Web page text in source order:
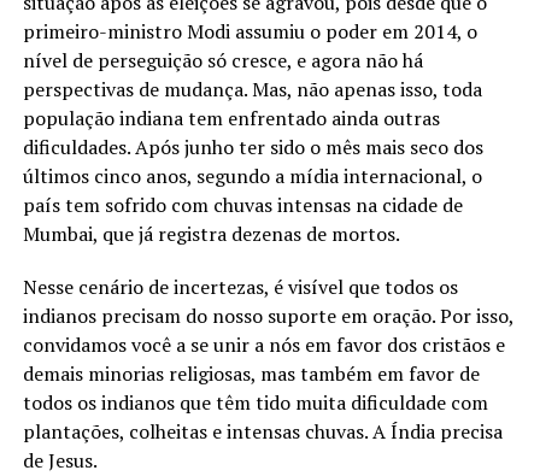
primeiro-ministro Modi assumiu o poder em 2014, o
nível de perseguição só cresce, e agora não há
perspectivas de mudança. Mas, não apenas isso, toda
população indiana tem enfrentado ainda outras
dificuldades. Após junho ter sido o mês mais seco dos
últimos cinco anos, segundo a mídia internacional, o
país tem sofrido com chuvas intensas na cidade de
Mumbai, que já registra dezenas de mortos.
Nesse cenário de incertezas, é visível que todos os
indianos precisam do nosso suporte em oração. Por isso,
convidamos você a se unir a nós em favor dos cristãos e
demais minorias religiosas, mas também em favor de
todos os indianos que têm tido muita dificuldade com
plantações, colheitas e intensas chuvas. A Índia precisa
de Jesus.